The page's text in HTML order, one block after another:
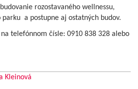
rozostavaného wellnessu,
a postupne aj ostatných budov.
telefónnom čísle: 0910 838 328 alebo
Kleinová